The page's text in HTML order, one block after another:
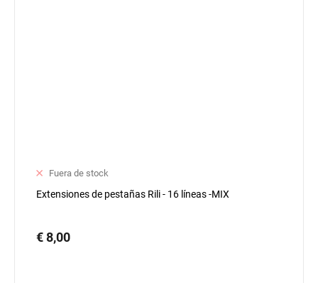
Fuera de stock
Extensiones de pestañas Rili - 16 líneas -MIX
€ 8,00